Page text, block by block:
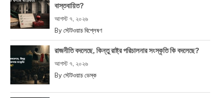
বাস্তবায়িত?
আগস্ট ৭, ২০২৬
By স্টেটওয়াচ বিশ্লেষণ
রাজনীতি বদলেছে, কিন্তু রাষ্ট্র পরিচালনার সংস্কৃতি কি বদলেছে?
আগস্ট ৭, ২০২৬
By স্টেটওয়াচ ডেস্ক